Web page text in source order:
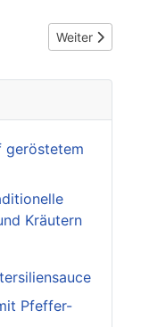
Bad Teinach-
Nächster
Weiter
geröstetem
Kräutern
Pfeffer-